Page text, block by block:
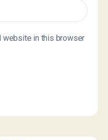
website in this browser